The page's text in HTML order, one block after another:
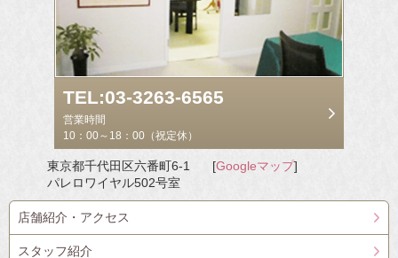
TEL:03-3263-6565
営業時間
10：00～18：00（祝定休）
東京都千代田区六番町6-1
パレロワイヤル502号室
[Googleマップ]
店舗紹介・アクセス
スタッフ紹介